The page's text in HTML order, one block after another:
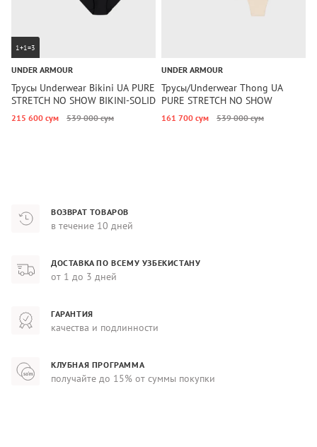
1+1=3
UNDER ARMOUR
Трусы Underwear Bikini UA PURE
STRETCH NO SHOW BIKINI-SOLID
3PK Under Armour
215 600 сум 539 000 сум
UNDER ARMOUR
Трусы/Underwear Thong UA
PURE STRETCH NO SHOW
THONG -SOLID 3PK Under
161 700 сум 539 000 сум
ВОЗВРАТ ТОВАРОВ
в течение 10 дней
ДОСТАВКА ПО ВСЕМУ УЗБЕКИСТАНУ
от 1 до 3 дней
ГАРАНТИЯ
качества и подлинности
КЛУБНАЯ ПРОГРАММА
получайте до 15% от суммы покупки